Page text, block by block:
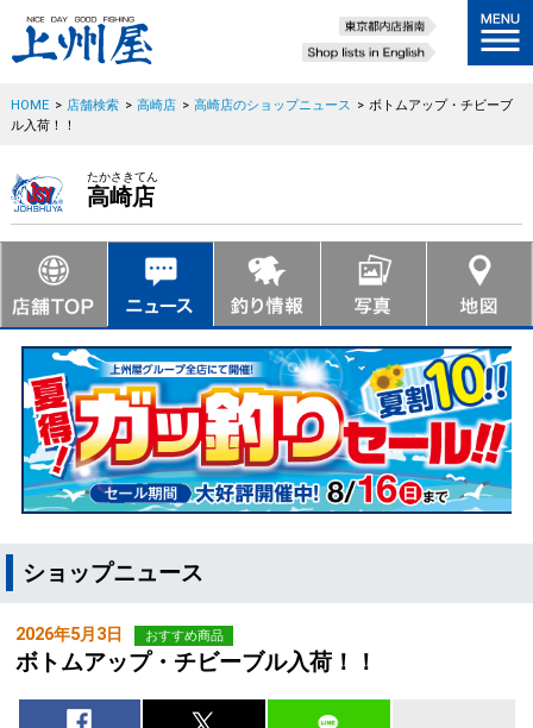
HOME > 店舗検索 > 高崎店 > 高崎店のショップニュース > ボトムアップ・チビーブ
ル入荷！！
たかさきてん
高崎店
ショップニュース
2026年5月3日 おすすめ商品
ボトムアップ・チビーブル入荷！！